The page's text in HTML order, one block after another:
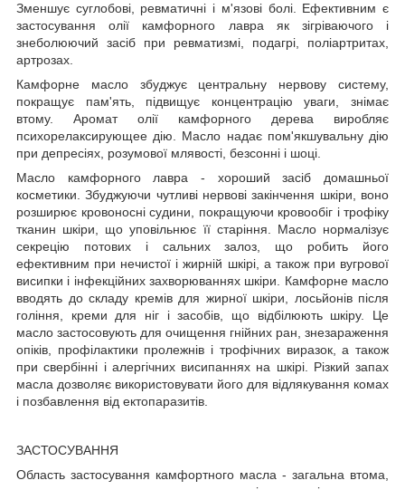
Зменшує суглобові, ревматичні і м'язові болі. Ефективним є
застосування олії камфорного лавра як зігріваючого і
знеболюючий засіб при ревматизмі, подагрі, поліартритах,
артрозах.
Камфорне масло збуджує центральну нервову систему,
покращує пам'ять, підвищує концентрацію уваги, знімає
втому. Аромат олії камфорного дерева виробляє
психорелаксирующее дію. Масло надає пом'якшувальну дію
при депресіях, розумової млявості, безсонні і шоці.
Масло камфорного лавра - хороший засіб домашньої
косметики. Збуджуючи чутливі нервові закінчення шкіри, воно
розширює кровоносні судини, покращуючи кровообіг і трофіку
тканин шкіри, що уповільнює її старіння. Масло нормалізує
секрецію потових і сальних залоз, що робить його
ефективним при нечистої і жирній шкірі, а також при вугрової
висипки і інфекційних захворюваннях шкіри. Камфорне масло
вводять до складу кремів для жирної шкіри, лосьйонів після
гоління, креми для ніг і засобів, що відбілюють шкіру. Це
масло застосовують для очищення гнійних ран, знезараження
опіків, профілактики пролежнів і трофічних виразок, а також
при свербінні і алергічних висипаннях на шкірі. Різкий запах
масла дозволяє використовувати його для відлякування комах
і позбавлення від ектопаразитів.
ЗАСТОСУВАННЯ
Область застосування камфортного масла - загальна втома,